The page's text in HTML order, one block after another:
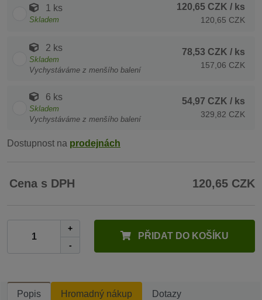
1 ks
Skladem
120,65 CZK / ks
120,65 CZK
2 ks
Skladem
Vychystáváme z menšího balení
78,53 CZK / ks
157,06 CZK
6 ks
Skladem
Vychystáváme z menšího balení
54,97 CZK / ks
329,82 CZK
Dostupnost na prodejnách
Cena s DPH 120,65 CZK
+
-
PŘIDAT DO KOŠÍKU
Popis Hromadný nákup Dotazy